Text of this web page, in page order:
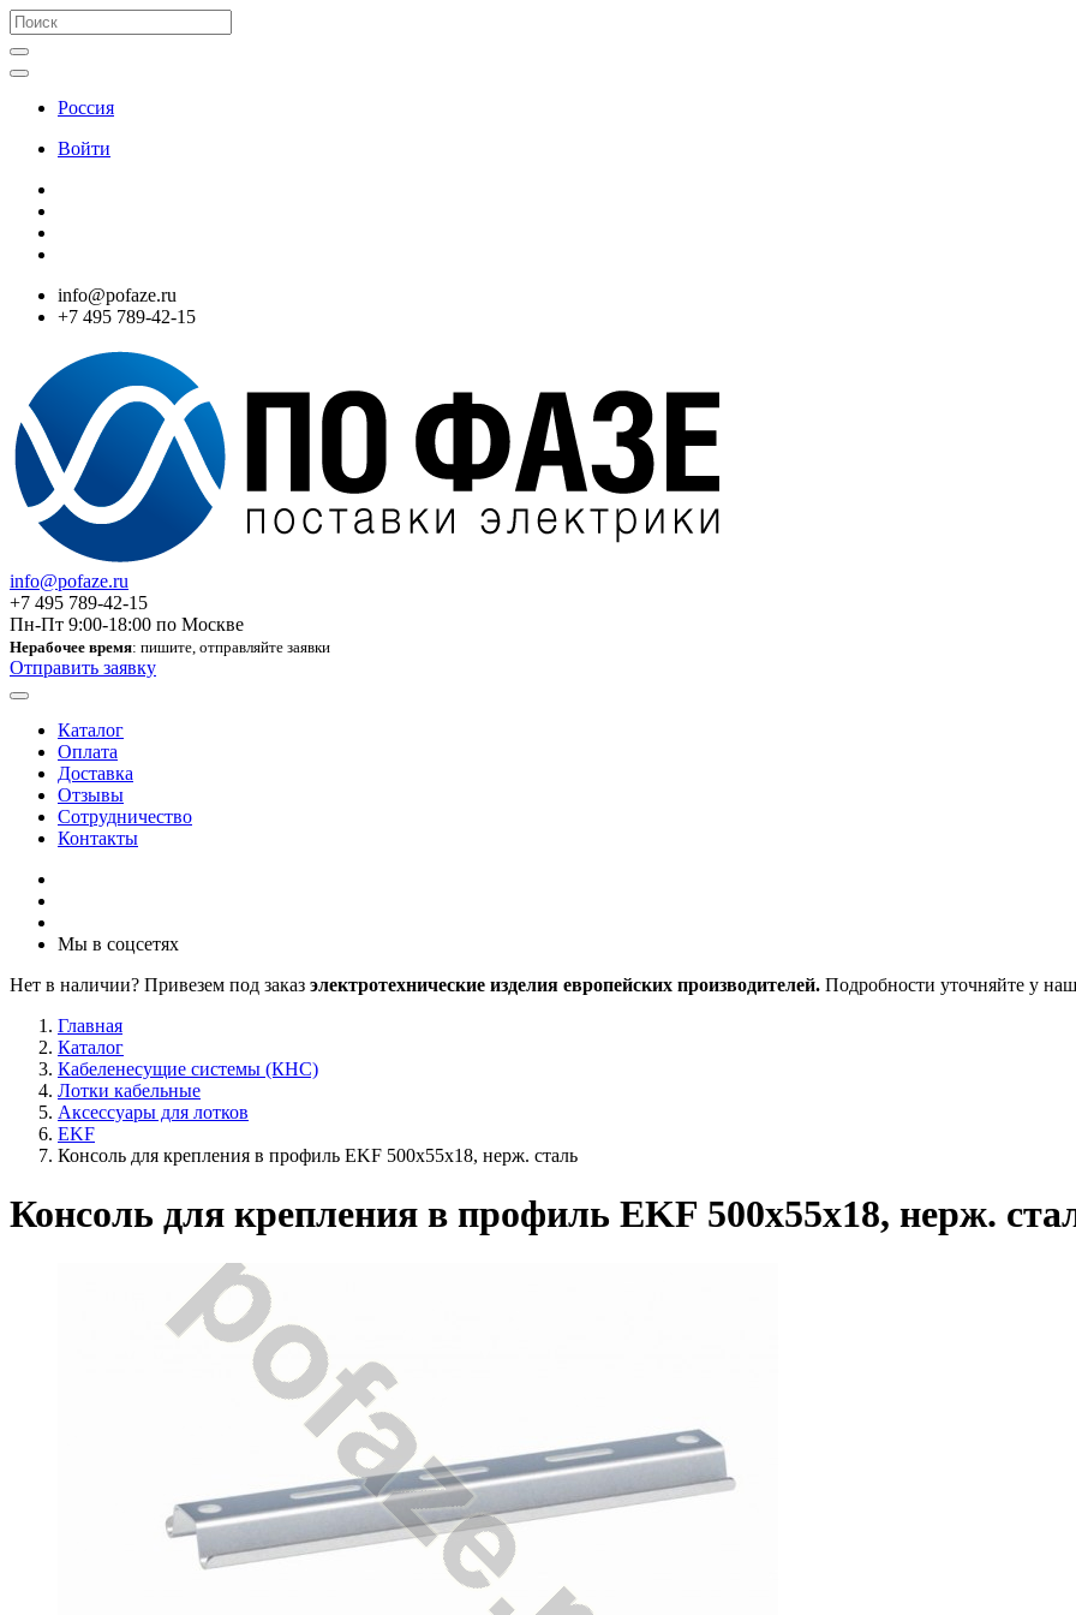
Россия
Войти
info@pofaze.ru
+7 495 789-42-15
info@pofaze.ru
+7 495 789-42-15
Пн-Пт 9:00-18:00 по Москве
Нерабочее время: пишите, отправляйте заявки
Отправить заявку
Каталог
Оплата
Доставка
Отзывы
Сотрудничество
Контакты
Мы в соцсетях
Нет в наличии? Привезем под заказ электротехнические изделия европейских производителей. Подробности уточняйте у
Главная
Каталог
Кабеленесущие системы (КНС)
Лотки кабельные
Аксессуары для лотков
EKF
Консоль для крепления в профиль EKF 500х55х18, нерж. сталь
Консоль для крепления в профиль EKF 500х55х18, нерж.